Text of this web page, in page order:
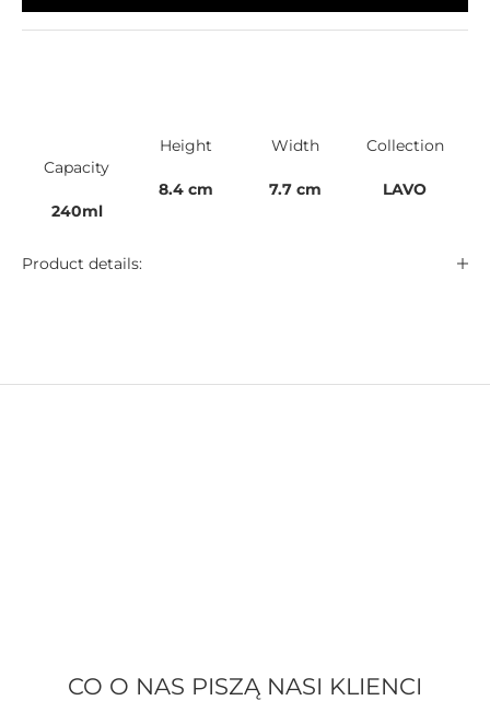
Capacity
240ml
Height
8.4 cm
Width
7.7 cm
Collection
LAVO
Product details:
CO O NAS PISZĄ NASI KLIENCI